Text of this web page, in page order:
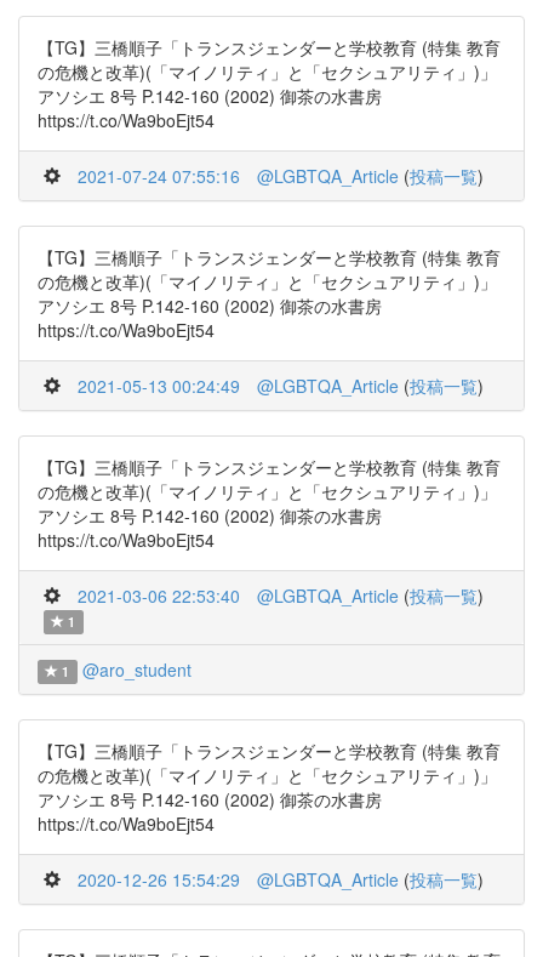
【TG】三橋順子「トランスジェンダーと学校教育 (特集 教育
の危機と改革)(「マイノリティ」と「セクシュアリティ」)」
アソシエ 8号 P.142-160 (2002) 御茶の水書房
https://t.co/Wa9boEjt54
2021-07-24 07:55:16 @LGBTQA_Article (投稿一覧)
【TG】三橋順子「トランスジェンダーと学校教育 (特集 教育
の危機と改革)(「マイノリティ」と「セクシュアリティ」)」
アソシエ 8号 P.142-160 (2002) 御茶の水書房
https://t.co/Wa9boEjt54
2021-05-13 00:24:49 @LGBTQA_Article (投稿一覧)
【TG】三橋順子「トランスジェンダーと学校教育 (特集 教育
の危機と改革)(「マイノリティ」と「セクシュアリティ」)」
アソシエ 8号 P.142-160 (2002) 御茶の水書房
https://t.co/Wa9boEjt54
2021-03-06 22:53:40 @LGBTQA_Article (投稿一覧)
1
1 @aro_student
【TG】三橋順子「トランスジェンダーと学校教育 (特集 教育
の危機と改革)(「マイノリティ」と「セクシュアリティ」)」
アソシエ 8号 P.142-160 (2002) 御茶の水書房
https://t.co/Wa9boEjt54
2020-12-26 15:54:29 @LGBTQA_Article (投稿一覧)